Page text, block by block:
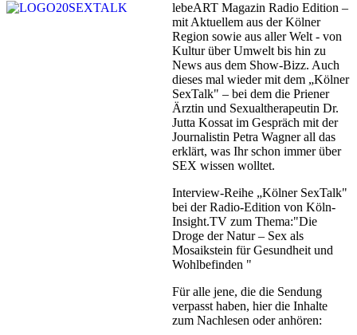
lebeART Magazin Radio Edition –
mit Aktuellem aus der Kölner
Region sowie aus aller Welt - von
Kultur über Umwelt bis hin zu
News aus dem Show-Bizz. Auch
dieses mal wieder mit dem „Kölner
SexTalk" – bei dem die Priener
Ärztin und Sexualtherapeutin Dr.
Jutta Kossat im Gespräch mit der
Journalistin Petra Wagner all das
erklärt, was Ihr schon immer über
SEX wissen wolltet.
Interview-Reihe „Kölner SexTalk"
bei der Radio-Edition von Köln-
Insight.TV zum Thema:"Die
Droge der Natur – Sex als
Mosaikstein für Gesundheit und
Wohlbefinden "
Für alle jene, die die Sendung
verpasst haben, hier die Inhalte
zum Nachlesen oder anhören: